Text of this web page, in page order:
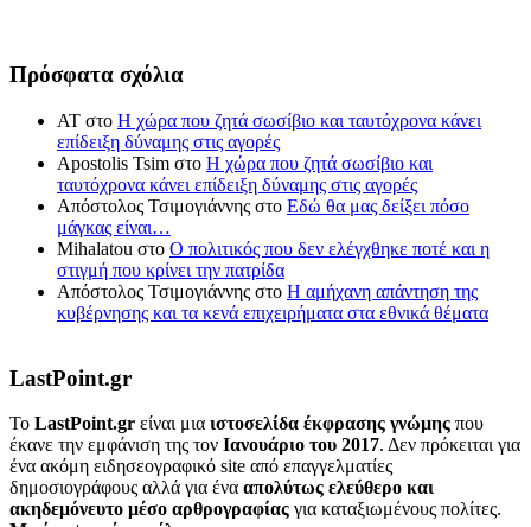
Πρόσφατα σχόλια
ΑΤ στο Η χώρα που ζητά σωσίβιο και ταυτόχρονα κάνει
επίδειξη δύναμης στις αγορές
Apostolis Tsim στο Η χώρα που ζητά σωσίβιο και
ταυτόχρονα κάνει επίδειξη δύναμης στις αγορές
Απόστολος Τσιμογιάννης στο Εδώ θα μας δείξει πόσο
μάγκας είναι…
Mihalatou στο Ο πολιτικός που δεν ελέγχθηκε ποτέ και η
στιγμή που κρίνει την πατρίδα
Απόστολος Τσιμογιάννης στο Η αμήχανη απάντηση της
κυβέρνησης και τα κενά επιχειρήματα στα εθνικά θέματα
LastPoint.gr
To LastPoint.gr είναι μια ιστοσελίδα έκφρασης γνώμης που
έκανε την εμφάνιση της τον Ιανουάριο του 2017. Δεν πρόκειται για
ένα ακόμη ειδησεογραφικό site από επαγγελματίες
δημοσιογράφους αλλά για ένα απολύτως ελεύθερο και
ακηδεμόνευτο μέσο αρθρογραφίας για καταξιωμένους πολίτες.